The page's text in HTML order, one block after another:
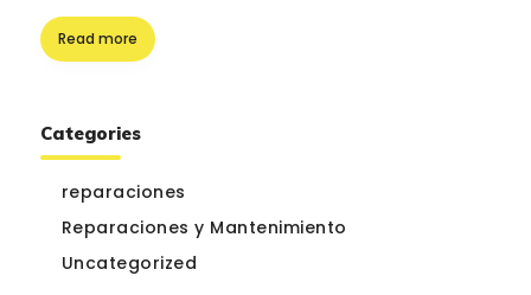
Read more
Categories
reparaciones
Reparaciones y Mantenimiento
Uncategorized